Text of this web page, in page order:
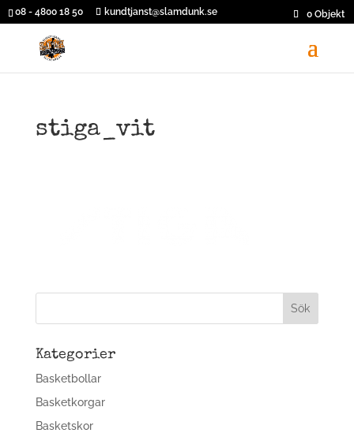
08 - 4800 18 50 kundtjanst@slamdunk.se 0 Objekt
stiga_vit
Kategorier
Basketbollar
Basketkorgar
Basketskor